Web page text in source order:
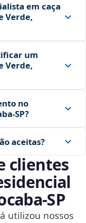
em caça
Verde,
um
Verde,
no
aceitas?
clientes
utilizou nossos